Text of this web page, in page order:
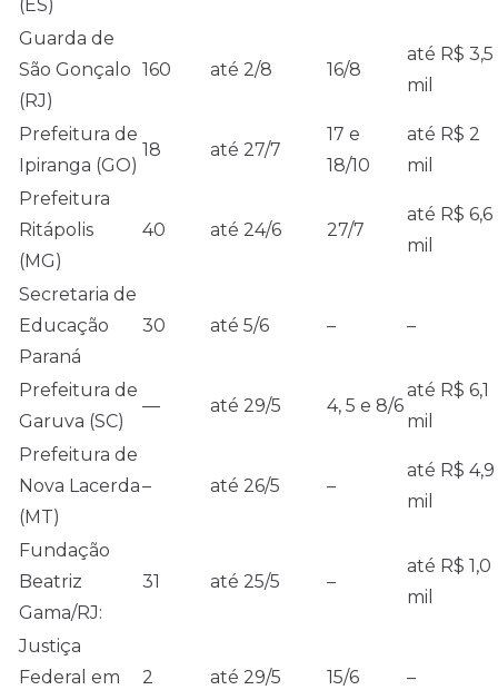
(ES)
Guarda de
São Gonçalo
(RJ)
160 até 2/8 16/8
até R$ 3,5
mil
Prefeitura de
Ipiranga (GO)
18 até 27/7
17 e
18/10
até R$ 2
mil
Prefeitura
Ritápolis
(MG)
40 até 24/6 27/7
até R$ 6,6
mil
Secretaria de
Educação
Paraná
30 até 5/6 – –
Prefeitura de
Garuva (SC)
— até 29/5 4, 5 e 8/6
até R$ 6,1
mil
Prefeitura de
Nova Lacerda
(MT)
– até 26/5 –
até R$ 4,9
mil
Fundação
Beatriz
Gama/RJ:
31 até 25/5 –
até R$ 1,0
mil
Justiça
Federal em
2 até 29/5 15/6 –